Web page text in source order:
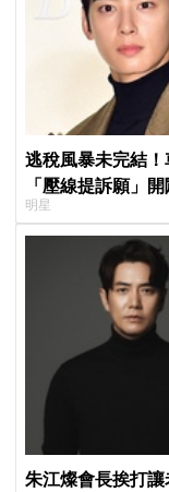
逃稅風暴未完結
「壓線提訴願」
明星
朱江燦會長挨打